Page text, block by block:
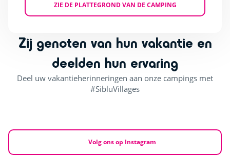
ZIE DE PLATTEGROND VAN DE CAMPING
Zij genoten van hun vakantie en
deelden hun ervaring
Deel uw vakantieherinneringen aan onze campings met
#SibluVillages
Volg ons op Instagram